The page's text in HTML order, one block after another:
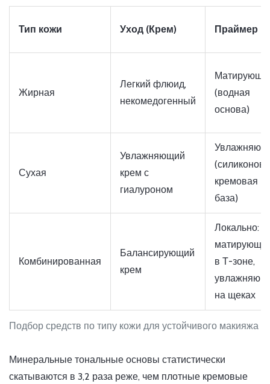
Подбор средств по типу кожи для устойчивого макияжа
Тип кожи Уход (Крем) Праймер
Жирная
Легкий флюид,
некомедогенный
(водная
основа)
Сухая
Увлажняющий
крем с
гиалуроном
кремовая
база)
Комбинированная
Балансирующий
крем
Локально:
в Т-зоне,
на щеках
Минеральные тональные основы статистически
скатываются в 3,2 раза реже, чем плотные кремовые